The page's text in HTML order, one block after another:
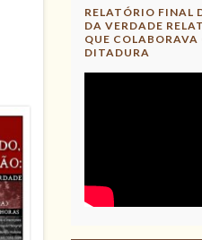
RELATÓRIO FINAL
DA VERDADE
QUE COLABORAVA
DITADURA